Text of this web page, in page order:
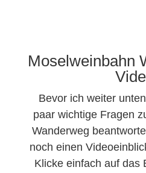
Moselweinbahn
Bevor ich weiter
paar wichtige Fragen
Wanderweg
noch einen
Klicke einfach auf das